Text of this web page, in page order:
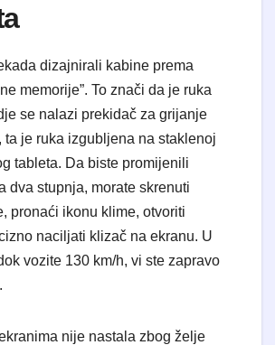
dizajnirali kabine prema
memorije”. To znači da je ruka
se nalazi prekidač za grijanje
ta je ruka izgubljena na staklenoj
tableta. Da biste promijenili
dva stupnja, morate skrenuti
pronaći ikonu klime, otvoriti
naciljati klizač na ekranu. U
vozite 130 km/h, vi ste zapravo
nije nastala zbog želje